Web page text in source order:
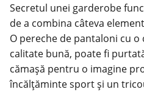
Secretul unei garderobe
de a combina câteva
O pereche de pantaloni cu
calitate bună, poate fi
cămașă pentru o imagine
încălțăminte sport și un